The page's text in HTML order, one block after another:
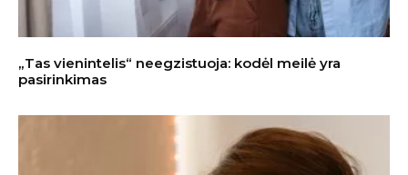
„Tas vienintelis“ neegzistuoja: kodėl meilė yra
pasirinkimas